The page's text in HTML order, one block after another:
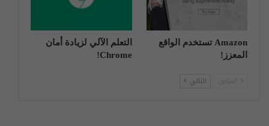
Amazon تستخدم الواقع
المعزز!
التعلم الآلي لزيادة أمان
Chrome!
التالي